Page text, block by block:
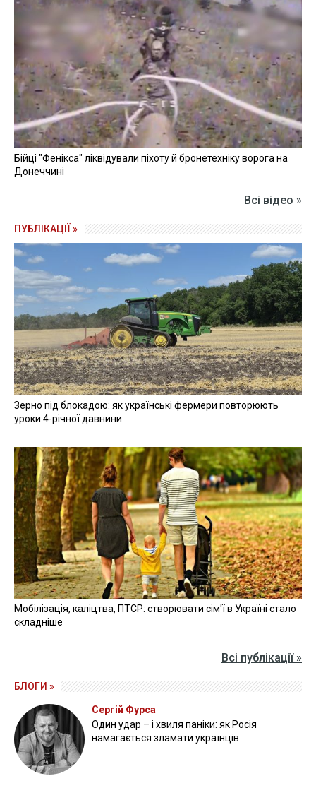
Бійці "Фенікса" ліквідували піхоту й бронетехніку ворога на
Донеччині
Всі відео »
ПУБЛІКАЦІЇ »
Зерно під блокадою: як українські фермери повторюють
уроки 4-річної давнини
Мобілізація, каліцтва, ПТСР: створювати сім'ї в Україні стало
складніше
Всі публікації »
БЛОГИ »
Сергій Фурса
Один удар – і хвиля паніки: як Росія
намагається зламати українців